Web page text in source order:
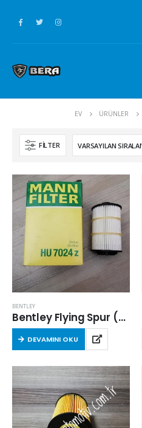
EV ÜRÜNLER
FILTER
BENTLEY
Bentley Flying Spur (CMMC,CYCB) 2014 Sonrası 4.0 V8 Yağ Filtresi
DEVAMINI OKU